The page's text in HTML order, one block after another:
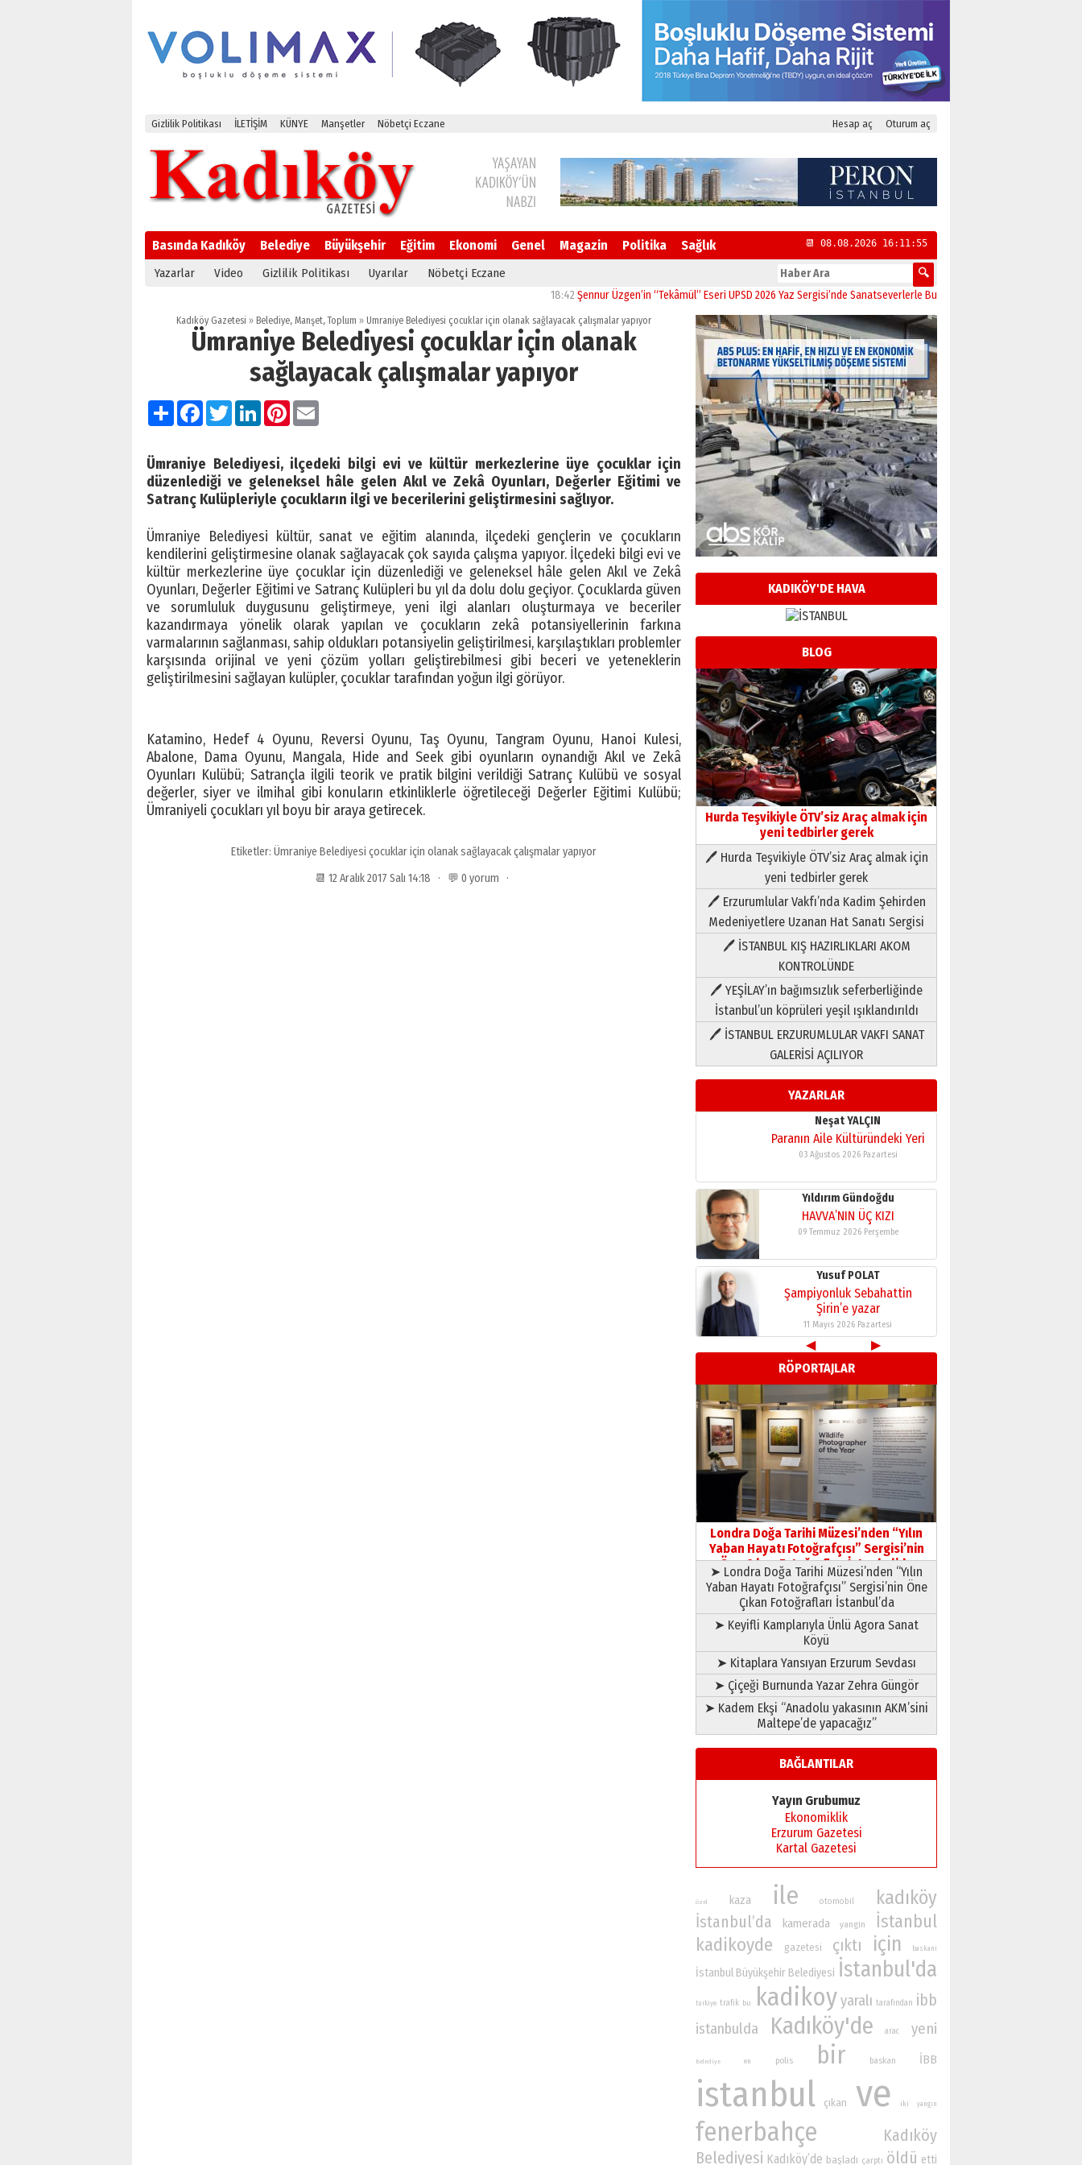
Gizlilik Politikası İLETİŞİM KÜNYE Manşetler Nöbetçi Eczane Hesap aç Oturum aç
Basında Kadıköy Belediye Büyükşehir Eğitim Ekonomi Genel Magazin Politika Sağlık 📆 08.08.2026 16:11:55
Yazarlar Video Gizlilik Politikası Uyarılar Nöbetçi Eczane
Şennur Üzgen’in “Tekâmül” Eseri UPSD 2026 Yaz Sergisi’nde Sanatseverlerle Buluştu 11:21
Kadıköy Gazetesi » Belediye, Manşet,Toplum » Ümraniye Belediyesi çocuklar için olanak sağlayacak çalışmalar yapıyor
Ümraniye Belediyesi çocuklar için olanak
sağlayacak çalışmalar yapıyor
PaylaşFacebook
TwitterLinkedInPinterest
Ümraniye Belediyesi, ilçedeki bilgi evi ve kültür merkezlerine üye çocuklar için
düzenlediği ve geleneksel hâle gelen Akıl ve Zekâ Oyunları, Değerler Eğitimi ve
Satranç Kulüpleriyle çocukların ilgi ve becerilerini geliştirmesini sağlıyor.
Ümraniye Belediyesi kültür, sanat ve eğitim alanında, ilçedeki gençlerin ve çocukların
kendilerini geliştirmesine olanak sağlayacak çok sayıda çalışma yapıyor. İlçedeki bilgi evi ve
kültür merkezlerine üye çocuklar için düzenlediği ve geleneksel hâle gelen Akıl ve Zekâ
Oyunları, Değerler Eğitimi ve Satranç Kulüpleri bu yıl da dolu dolu geçiyor. Çocuklarda güven
ve sorumluluk duygusunu geliştirmeye, yeni ilgi alanları oluşturmaya ve beceriler
kazandırmaya yönelik olarak yapılan ve çocukların zekâ potansiyellerinin farkına
varmalarının sağlanması, sahip oldukları potansiyelin geliştirilmesi, karşılaştıkları problemler
karşısında orijinal ve yeni çözüm yolları geliştirebilmesi gibi beceri ve yeteneklerin
geliştirilmesini sağlayan kulüpler, çocuklar tarafından yoğun ilgi görüyor.
Katamino, Hedef 4 Oyunu, Reversi Oyunu, Taş Oyunu, Tangram Oyunu, Hanoi Kulesi,
Abalone, Dama Oyunu, Mangala, Hide and Seek gibi oyunların oynandığı Akıl ve Zekâ
Oyunları Kulübü; Satrançla ilgili teorik ve pratik bilgini verildiği Satranç Kulübü ve sosyal
değerler, siyer ve ilmihal gibi konuların etkinliklerle öğretileceği Değerler Eğitimi Kulübü;
Ümraniyeli çocukları yıl boyu bir araya getirecek.
Etiketler: Ümraniye Belediyesi çocuklar için olanak sağlayacak çalışmalar yapıyor
📆 12 Aralık 2017 Salı 14:18 · 💬 0 yorum ·
KADIKÖY'DE HAVA
BLOG
Hurda Teşvikiyle ÖTV’siz Araç almak için
yeni tedbirler gerek
🖊 Hurda Teşvikiyle ÖTV’siz Araç almak için
yeni tedbirler gerek
🖊 Erzurumlular Vakfı’nda Kadim Şehirden
Medeniyetlere Uzanan Hat Sanatı Sergisi
🖊 İSTANBUL KIŞ HAZIRLIKLARI AKOM
KONTROLÜNDE
🖊 YEŞİLAY’ın bağımsızlık seferberliğinde
İstanbul’un köprüleri yeşil ışıklandırıldı
🖊 İSTANBUL ERZURUMLULAR VAKFI SANAT
GALERİSİ AÇILIYOR
YAZARLAR
Neşat YALÇIN
Paranın Aile Kültüründeki Yeri
03 Ağustos 2026 Pazartesi
Yıldırım Gündoğdu
HAVVA’NIN ÜÇ KIZI
09 Temmuz 2026 Perşembe
Yusuf POLAT
Şampiyonluk Sebahattin
Şirin’e yazar
11 Mayıs 2026 Pazartesi
Neşat YALÇIN
Paranın Aile Kültüründeki Yeri
03 Ağustos 2026 Pazartesi
Yıldırım Gündoğdu
HAVVA’NIN ÜÇ KIZI
09 Temmuz 2026 Perşembe
Yusuf POLAT
Şampiyonluk Sebahattin
Şirin’e yazar
11 Mayıs 2026 Pazartesi
Neşat YALÇIN
Paranın Aile Kültüründeki Yeri
03 Ağustos 2026 Pazartesi
Yıldırım Gündoğdu
HAVVA’NIN ÜÇ KIZI
09 Temmuz 2026 Perşembe
Yusuf POLAT
Şampiyonluk Sebahattin
Şirin’e yazar
11 Mayıs 2026 Pazartesi
◀
▶
RÖPORTAJLAR
Londra Doğa Tarihi Müzesi’nden “Yılın
Yaban Hayatı Fotoğrafçısı” Sergisi’nin
Öne Çıkan Fotoğrafları İstanbul’da
➤ Londra Doğa Tarihi Müzesi’nden “Yılın
Yaban Hayatı Fotoğrafçısı” Sergisi’nin Öne
Çıkan Fotoğrafları İstanbul’da
➤ Keyifli Kamplarıyla Ünlü Agora Sanat
Köyü
➤ Kitaplara Yansıyan Erzurum Sevdası
➤ Çiçeği Burnunda Yazar Zehra Güngör
➤ Kadem Ekşi “Anadolu yakasının AKM’sini
Maltepe’de yapacağız”
BAĞLANTILAR
Yayın Grubumuz
Ekonomiklik
Erzurum Gazetesi
Kartal Gazetesi
özel kaza ile otomobil kadıköy
İstanbul’da kamerada yangin
İstanbul
kadikoyde
gazetesi çıktı için baskani
İstanbul Büyükşehir Belediyesi İstanbul'da
turkiye trafik bu kadikoy yaralı tarafından ibb
istanbulda Kadıköy'de arac yeni
Belediye en polis bir baskan İBB
istanbul çıkan ve iki yangın
fenerbahçe
Kadıköy
Belediyesi Kadıköy’de başladı çarptı öldü etti